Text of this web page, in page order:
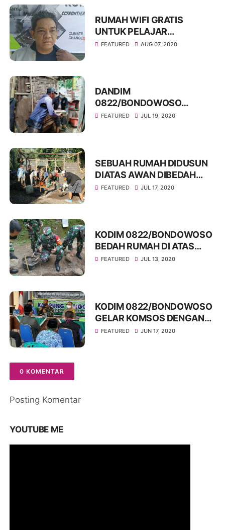
RUMAH WIFI GRATIS
UNTUK PELAJAR
BONDOWOSO DARI CCF
FEATURED AUG 07, 2020
DANDIM
0822/BONDOWOSO
BESERTA TLCI PERCEPAT
FEATURED JUL 19, 2020
SEBUAH RUMAH DIDUSUN
DIATAS AWAN DIBEDAH
HINGGA LARUT MALAM
FEATURED JUL 17, 2020
KODIM 0822/BONDOWOSO
BEDAH RUMAH DI ATAS
AWAN DUSUN
FEATURED JUL 13, 2020
KODIM 0822/BONDOWOSO
GELAR KOMSOS DENGAN
KOMPONEN MASYARAKAT
FEATURED JUN 17, 2020
0 KOMENTAR
Posting Komentar
YOUTUBE ME